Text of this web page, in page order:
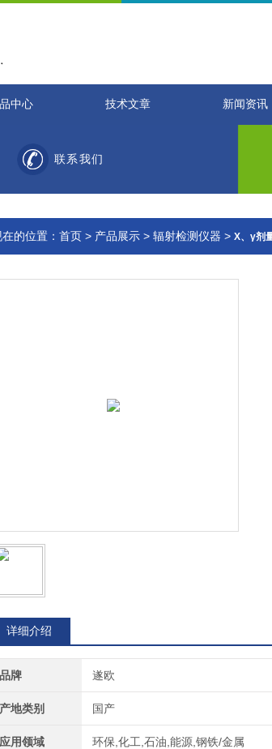
中心 技术文章 新闻资讯
联系我们
的位置： 首页 > 产品展示 > 辐射检测仪器 > X、γ剂
详细介绍
品牌 遂欧
产地类别 国产
应用领域 环保,化工,石油,能源,钢铁/金属